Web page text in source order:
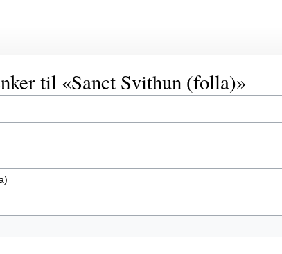
til «Sanct Svithun (folla)»